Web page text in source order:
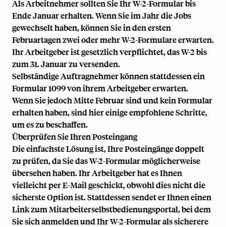
Als Arbeitnehmer sollten Sie Ihr W-2-Formular bis
Ende Januar erhalten. Wenn Sie im Jahr die Jobs
gewechselt haben, können Sie in den ersten
Februartagen zwei oder mehr W-2-Formulare erwarten.
Ihr Arbeitgeber ist gesetzlich verpflichtet, das W-2 bis
zum 31. Januar zu versenden.
Selbständige Auftragnehmer können stattdessen ein
Formular 1099 von ihrem Arbeitgeber erwarten.
Wenn Sie jedoch Mitte Februar sind und kein Formular
erhalten haben, sind hier einige empfohlene Schritte,
um es zu beschaffen.
Überprüfen Sie Ihren Posteingang
Die einfachste Lösung ist, Ihre Posteingänge doppelt
zu prüfen, da Sie das W-2-Formular möglicherweise
übersehen haben. Ihr Arbeitgeber hat es Ihnen
vielleicht per E-Mail geschickt, obwohl dies nicht die
sicherste Option ist. Stattdessen sendet er Ihnen einen
Link zum Mitarbeiterselbstbedienungsportal, bei dem
Sie sich anmelden und Ihr W-2-Formular als sicherere